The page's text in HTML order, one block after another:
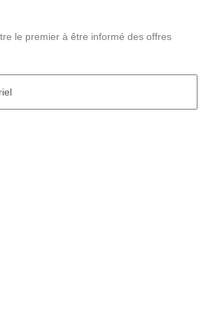
le premier à être informé des offres